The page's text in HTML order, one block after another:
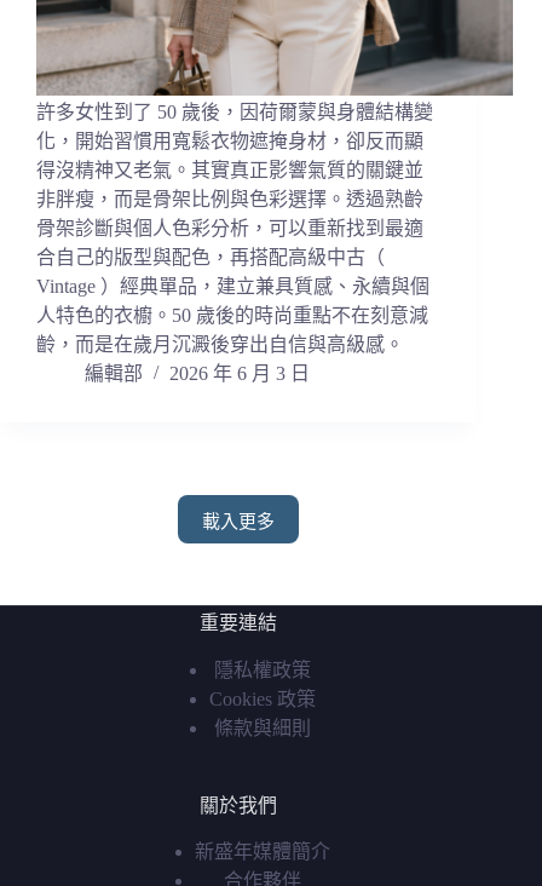
許多女性到了 50 歲後，因荷爾蒙與身體結構變
化，開始習慣用寬鬆衣物遮掩身材，卻反而顯
得沒精神又老氣。其實真正影響氣質的關鍵並
非胖瘦，而是骨架比例與色彩選擇。透過熟齡
骨架診斷與個人色彩分析，可以重新找到最適
合自己的版型與配色，再搭配高級中古（
Vintage ）經典單品，建立兼具質感、永續與個
人特色的衣櫥。50 歲後的時尚重點不在刻意減
齡，而是在歲月沉澱後穿出自信與高級感。
編輯部
2026 年 6 月 3 日
載入更多
重要連結
隱私權政策
Cookies 政策
條款與細則
關於我們
新盛年媒體簡介
合作夥伴